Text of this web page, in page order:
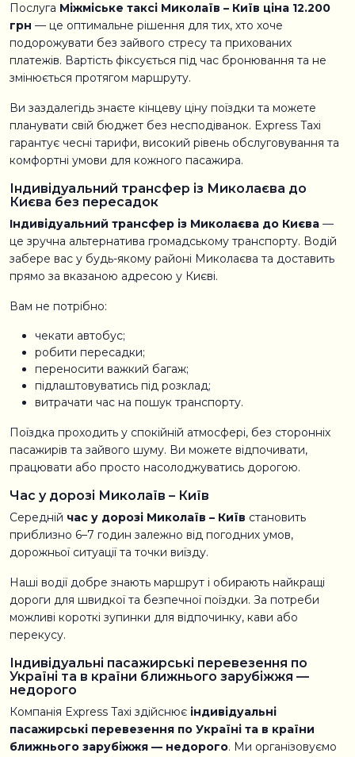
Послуга Міжміське таксі Миколаїв – Київ ціна 12.200
грн — це оптимальне рішення для тих, хто хоче
подорожувати без зайвого стресу та прихованих
платежів. Вартість фіксується під час бронювання та не
змінюється протягом маршруту.
Ви заздалегідь знаєте кінцеву ціну поїздки та можете
планувати свій бюджет без несподіванок. Express Taxi
гарантує чесні тарифи, високий рівень обслуговування та
комфортні умови для кожного пасажира.
Індивідуальний трансфер із Миколаєва до
Києва без пересадок
Індивідуальний трансфер із Миколаєва до Києва —
це зручна альтернатива громадському транспорту. Водій
забере вас у будь-якому районі Миколаєва та доставить
прямо за вказаною адресою у Києві.
Вам не потрібно:
чекати автобус;
робити пересадки;
переносити важкий багаж;
підлаштовуватись під розклад;
витрачати час на пошук транспорту.
Поїздка проходить у спокійній атмосфері, без сторонніх
пасажирів та зайвого шуму. Ви можете відпочивати,
працювати або просто насолоджуватись дорогою.
Час у дорозі Миколаїв – Київ
Середній час у дорозі Миколаїв – Київ становить
приблизно 6–7 годин залежно від погодних умов,
дорожньої ситуації та точки виїзду.
Наші водії добре знають маршрут і обирають найкращі
дороги для швидкої та безпечної поїздки. За потреби
можливі короткі зупинки для відпочинку, кави або
перекусу.
Індивідуальні пасажирські перевезення по
Україні та в країни ближнього зарубіжжя —
недорого
Компанія Express Taxi здійснює індивідуальні
пасажирські перевезення по Україні та в країни
ближнього зарубіжжя — недорого. Ми організовуємо